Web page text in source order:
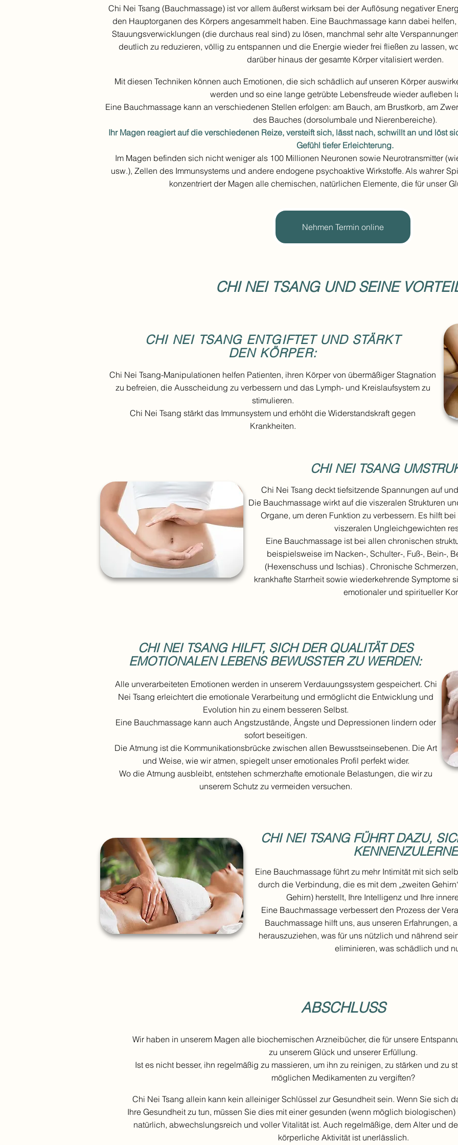
Chi Nei Tsang (Bauchmassage) ist vor allem äußerst wirksam bei der Auflösung negativer
den Hauptorganen des Körpers angesammelt haben. Eine Bauchmassage kann dabei
Stauungsverwicklungen (die durchaus real sind) zu lösen, manchmal sehr alte
deutlich zu reduzieren, völlig zu entspannen und die Energie wieder frei fließen zu lassen,
darüber hinaus der gesamte Körper vitalisiert werden.
Mit diesen Techniken können auch Emotionen, die sich schädlich auf unseren Körper
werden und so eine lange getrübte Lebensfreude wieder aufleben
Eine Bauchmassage kann an verschiedenen Stellen erfolgen: am Bauch, am Brustkorb, am
des Bauches (dorsolumbale und Nierenbereiche).
Ihr Magen reagiert auf die verschiedenen Reize, versteift sich, lässt nach, schwillt an und löst
Gefühl tiefer Erleichterung.
Im Magen befinden sich nicht weniger als 100 Millionen Neuronen sowie Neurotransmitter
usw.), Zellen des Immunsystems und andere endogene psychoaktive Wirkstoffe. Als wahrer
konzentriert der Magen alle chemischen, natürlichen Elemente, die für unser
Nehmen Termin online
CHI NEI TSANG UND SEINE
CHI NEI TSANG ENTGIFTET UND STÄRKT
DEN KÖRPER:
Chi Nei Tsang-Manipulationen helfen Patienten, ihren Körper von übermäßiger Stagnation
zu befreien, die Ausscheidung zu verbessern und das Lymph- und Kreislaufsystem zu
stimulieren.
Chi Nei Tsang stärkt das Immunsystem und erhöht die Widerstandskraft gegen
Krankheiten.
CHI NEI TSANG
Chi Nei Tsang deckt tiefsitzende Spannungen auf
Die Bauchmassage wirkt auf die viszeralen Strukturen
Organe, um deren Funktion zu verbessern. Es hilft
viszeralen Ungleichgewichten
Eine Bauchmassage ist bei allen chronischen
beispielsweise im Nacken-, Schulter-, Fuß-, Bein-,
(Hexenschuss und Ischias) . Chronische
krankhafte Starrheit sowie wiederkehrende Symptome
emotionaler und spiritueller
CHI NEI TSANG HILFT, SICH DER QUALITÄT DES
EMOTIONALEN LEBENS BEWUSSTER ZU WERDEN:
Alle unverarbeiteten Emotionen werden in unserem Verdauungssystem gespeichert. Chi
Nei Tsang erleichtert die emotionale Verarbeitung und ermöglicht die Entwicklung und
Evolution hin zu einem besseren Selbst.
Eine Bauchmassage kann auch Angstzustände, Ängste und Depressionen lindern oder
sofort beseitigen.
Die Atmung ist die Kommunikationsbrücke zwischen allen Bewusstseinsebenen. Die Art
und Weise, wie wir atmen, spiegelt unser emotionales Profil perfekt wider.
Wo die Atmung ausbleibt, entstehen schmerzhafte emotionale Belastungen, die wirzu
unserem Schutz zu vermeiden versuchen.
CHI NEI TSANG FÜHRT DAZU,
Eine Bauchmassage führt zu mehr Intimität mit sich
durch die Verbindung, die es mit dem „zweiten
Gehirn) herstellt, Ihre Intelligenz und Ihre
Eine Bauchmassage verbessert den Prozess der
Bauchmassage hilft uns, aus unseren Erfahrungen,
herauszuziehen, was für uns nützlich und nährend
eliminieren, was schädlich und
Wir haben in unserem Magen alle biochemischen Arzneibücher, die für unsere
zu unserem Glück und unserer Erfüllung.
Ist es nicht besser, ihn regelmäßig zu massieren, um ihn zu reinigen, zu stärken und zu
möglichen Medikamenten zu vergiften?
Chi Nei Tsang allein kann kein alleiniger Schlüssel zur Gesundheit sein. Wenn Sie sich
Ihre Gesundheit zu tun, müssen Sie dies mit einer gesunden (wenn möglich
natürlich, abwechslungsreich und voller Vitalität ist. Auch regelmäßige, dem Alter und
körperliche Aktivität ist unerlässlich.
ABSCHLUSS